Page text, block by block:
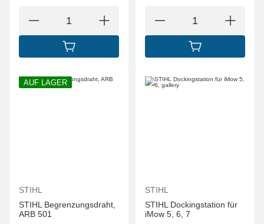
IN DEN WARENKORB IN DEN
AUF LAGER
STIHL
STIHL Begrenzungsdraht,
ARB 501
STIHL
STIHL Dockingstation für
iMow 5, 6, 7